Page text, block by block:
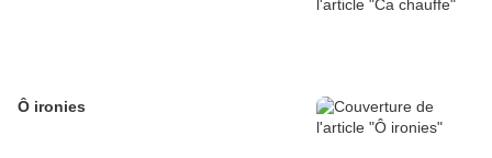
Ô ironies